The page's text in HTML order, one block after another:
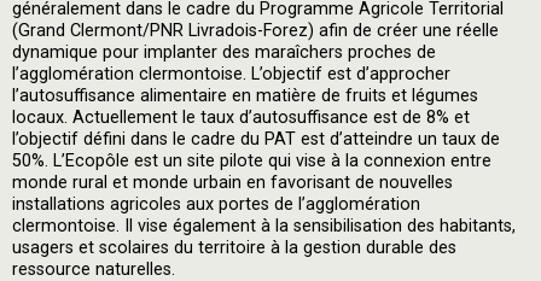
généralement dans le cadre du Programme Agricole Territorial
(Grand Clermont/PNR Livradois-Forez) afin de créer une réelle
dynamique pour implanter des maraîchers proches de
l’agglomération clermontoise. L’objectif est d’approcher
l’autosuffisance alimentaire en matière de fruits et légumes
locaux. Actuellement le taux d’autosuffisance est de 8% et
l’objectif défini dans le cadre du PAT est d’atteindre un taux de
50%. L’Ecopôle est un site pilote qui vise à la connexion entre
monde rural et monde urbain en favorisant de nouvelles
installations agricoles aux portes de l’agglomération
clermontoise. Il vise également à la sensibilisation des habitants,
usagers et scolaires du territoire à la gestion durable des
ressource naturelles.